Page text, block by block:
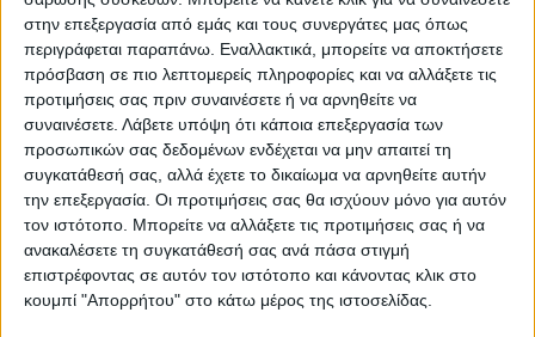
στην επεξεργασία από εμάς και τους συνεργάτες μας όπως
περιγράφεται παραπάνω. Εναλλακτικά, μπορείτε να αποκτήσετε
πρόσβαση σε πιο λεπτομερείς πληροφορίες και να αλλάξετε τις
προτιμήσεις σας πριν συναινέσετε ή να αρνηθείτε να
συναινέσετε. Λάβετε υπόψη ότι κάποια επεξεργασία των
προσωπικών σας δεδομένων ενδέχεται να μην απαιτεί τη
συγκατάθεσή σας, αλλά έχετε το δικαίωμα να αρνηθείτε αυτήν
την επεξεργασία. Οι προτιμήσεις σας θα ισχύουν μόνο για αυτόν
τον ιστότοπο. Μπορείτε να αλλάξετε τις προτιμήσεις σας ή να
ανακαλέσετε τη συγκατάθεσή σας ανά πάσα στιγμή
επιστρέφοντας σε αυτόν τον ιστότοπο και κάνοντας κλικ στο
κουμπί "Απορρήτου" στο κάτω μέρος της ιστοσελίδας.
Στήριξη σε 4 ενισχυμένα ξύλινα μασίφ πόδια, εξαιρετικής
ποιότητας και αντοχής στο βάρος και στη φθορά. Οι
καταλήξεις των ποδιών διαθέτουν μεταλλικά καλύμματα
για την προστασία του πατώματος από ανεπιθύμητες
φθορές και φέρουν τη δυνατότητα περιστροφής και
ρύθμισης του ύψους.Διάσταση προϊόντος: Μήκος: 80εκ
Πλάτος: 80εκ Ύψος: 76εκ- 2τεμ πολυθρόνες Ezra
pakoworld PP σε γκρι απόχρωση-με φυσικό πόδιΤεχνικά
χαρακτηριστικά: Πλάτη και έδρα κατασκευασμένη από